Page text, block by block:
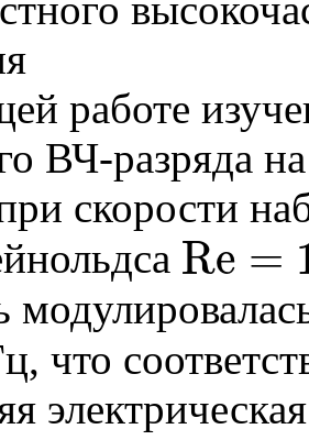
работе
ВЧ-разряда
скорости
Re =
Re =105
что